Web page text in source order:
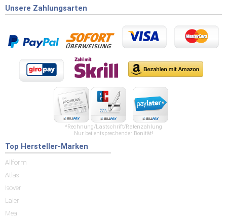
Unsere Zahlungsarten
*Rechnung/Lastschrift/Ratenzahlung
Nur bei entsprechender Bonität!
Top Hersteller-Marken
Allform
Atlas
Isover
Laier
Mea